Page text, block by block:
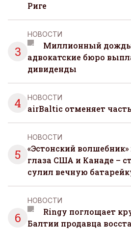
Риге
3
НОВОСТИ
Миллионный
адвокатские бюро
дивиденды
4 НОВОСТИ
airBaltic отменяет
5
НОВОСТИ
«Эстонский
глаза США и Канаде –
сулил вечную
6
НОВОСТИ
Ringy поглощает
Балтии продавца